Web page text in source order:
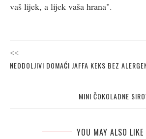
vaš lijek, a lijek vaša hrana".
<<
NEODOLJIVI DOMAĆI JAFFA KEKS BEZ
MINI ČOKOLADNE
YOU MAY ALSO LIKE